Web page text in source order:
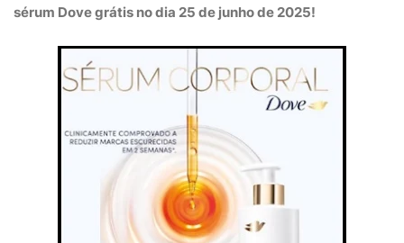
sérum Dove grátis no dia 25 de junho de 2025!